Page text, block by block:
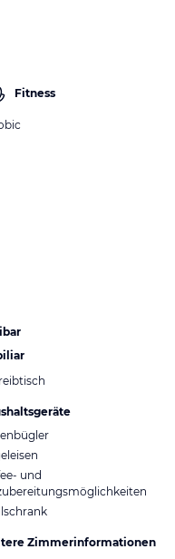
Fitness
und
Zimmerinformationen